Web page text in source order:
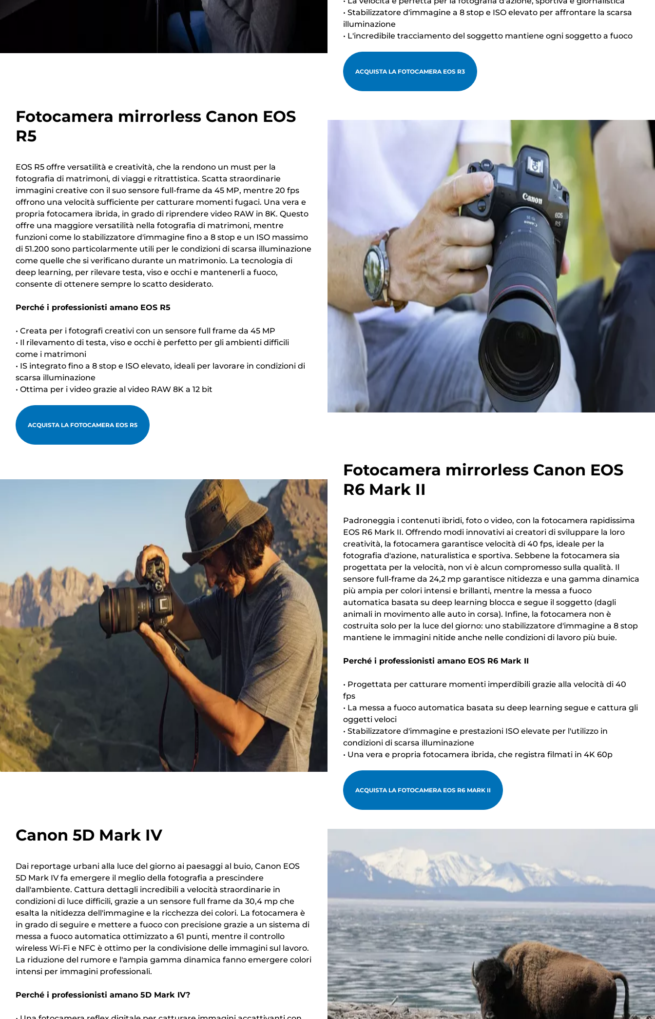
• Stabilizzatore d'immagine a 8 stop e ISO elevato per affrontare la scarsa
illuminazione
• L'incredibile tracciamento del soggetto mantiene ogni soggetto a fuoco
ACQUISTA LA FOTOCAMERA EOS R3
Fotocamera mirrorless Canon EOS
R5
EOS R5 offre versatilità e creatività, che la rendono un must per la
fotografia di matrimoni, di viaggi e ritrattistica. Scatta straordinarie
immagini creative con il suo sensore full-frame da 45 MP, mentre 20 fps
offrono una velocità sufficiente per catturare momenti fugaci. Una vera e
propria fotocamera ibrida, in grado di riprendere video RAW in 8K. Questo
offre una maggiore versatilità nella fotografia di matrimoni, mentre
funzioni come lo stabilizzatore d'immagine fino a 8 stop e un ISO massimo
di 51.200 sono particolarmente utili per le condizioni di scarsa illuminazione
come quelle che si verificano durante un matrimonio. La tecnologia di
deep learning, per rilevare testa, viso e occhi e mantenerli a fuoco,
consente di ottenere sempre lo scatto desiderato.
Perché i professionisti amano EOS R5
• Creata per i fotografi creativi con un sensore full frame da 45 MP
• Il rilevamento di testa, viso e occhi è perfetto per gli ambienti difficili
come i matrimoni
• IS integrato fino a 8 stop e ISO elevato, ideali per lavorare in condizioni di
scarsa illuminazione
• Ottima per i video grazie al video RAW 8K a 12 bit
ACQUISTA LA FOTOCAMERA EOS R5
Fotocamera mirrorless Canon EOS
R6 Mark II
Padroneggia i contenuti ibridi, foto o video, con la fotocamera rapidissima
EOS R6 Mark II. Offrendo modi innovativi ai creatori di sviluppare la loro
creatività, la fotocamera garantisce velocità di 40 fps, ideale per la
fotografia d'azione, naturalistica e sportiva. Sebbene la fotocamera sia
progettata per la velocità, non vi è alcun compromesso sulla qualità. Il
sensore full-frame da 24,2 mp garantisce nitidezza e una gamma dinamica
più ampia per colori intensi e brillanti, mentre la messa a fuoco
automatica basata su deep learning blocca e segue il soggetto (dagli
animali in movimento alle auto in corsa). Infine, la fotocamera non è
costruita solo per la luce del giorno: uno stabilizzatore d'immagine a 8 stop
mantiene le immagini nitide anche nelle condizioni di lavoro più buie.
Perché i professionisti amano EOS R6 Mark II
• Progettata per catturare momenti imperdibili grazie alla velocità di 40
fps
• La messa a fuoco automatica basata su deep learning segue e cattura gli
oggetti veloci
• Stabilizzatore d'immagine e prestazioni ISO elevate per l'utilizzo in
condizioni di scarsa illuminazione
• Una vera e propria fotocamera ibrida, che registra filmati in 4K 60p
ACQUISTA LA FOTOCAMERA EOS R6 MARK II
Canon 5D Mark IV
Dai reportage urbani alla luce del giorno ai paesaggi al buio, Canon EOS
5D Mark IV fa emergere il meglio della fotografia a prescindere
dall'ambiente. Cattura dettagli incredibili a velocità straordinarie in
condizioni di luce difficili, grazie a un sensore full frame da 30,4 mp che
esalta la nitidezza dell'immagine e la ricchezza dei colori. La fotocamera è
in grado di seguire e mettere a fuoco con precisione grazie a un sistema di
messa a fuoco automatica ottimizzato a 61 punti, mentre il controllo
wireless Wi-Fi e NFC è ottimo per la condivisione delle immagini sul lavoro.
La riduzione del rumore e l'ampia gamma dinamica fanno emergere colori
intensi per immagini professionali.
Perché i professionisti amano 5D Mark IV?